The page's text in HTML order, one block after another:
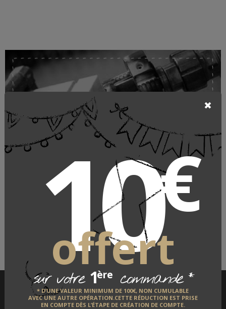
10€
offert
sur votre 1ère commande*
* D’UNE VALEUR MINIMUM DE 100€, NON CUMULABLE
AVEC UNE AUTRE OPÉRATION.CETTE RÉDUCTION EST PRISE
EN COMPTE DÈS L’ÉTAPE DE CRÉATION DE COMPTE.
Décoration d'extérieur bois
BOISSELERIE B
LE FABRICANT
DÉCOUVRIR